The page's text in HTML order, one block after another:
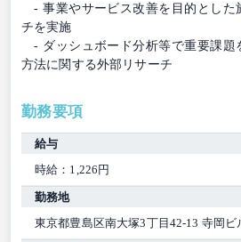
- 事業やサービス改善を目的とした
チを実施
- ダッシュボード分析等で重要課題
方法に関する外部リサーチ
勤務要項
給与
時給：1,226円
勤務地
東京都豊島区南大塚3丁目42-13 寺岡ビ